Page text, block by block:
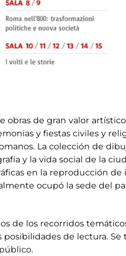
obras de gran valor
y fiestas civiles y
La colección de
y la vida social de la
en la reproducción
ocupó la sede del
de los recorridos
de lectura.